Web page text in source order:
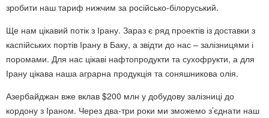
зробити наш тариф нижчим за російсько-білоруський.
Ще нам цікавий потік з Ірану. Зараз є ряд проектів із доставки з
каспійських портів Ірану в Баку, а звідти до нас – залізницями і
поромами. Для нас цікаві нафтопродукти та сухофрукти, а для
Ірану цікава наша аграрна продукція та соняшникова олія.
Азербайджан вже вклав $200 млн у добудову залізниці до
кордону з Іраном. Через два-три роки ми зможемо з’єднати наш